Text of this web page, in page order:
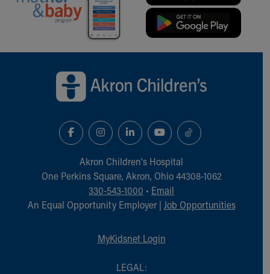
Akron Children‘s Hospital
One Perkins Square, Akron, Ohio 44308-1062
330-543-1000 • Email
An Equal Opportunity Employer | Job Opportunities
MyKidsnet Login
LEGAL: